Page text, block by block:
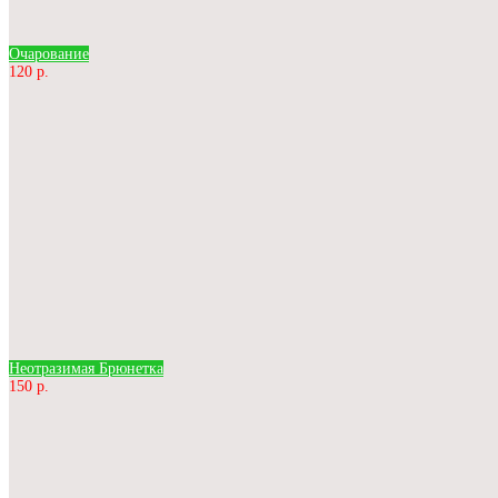
Очарование
120 р.
Неотразимая Брюнетка
150 р.